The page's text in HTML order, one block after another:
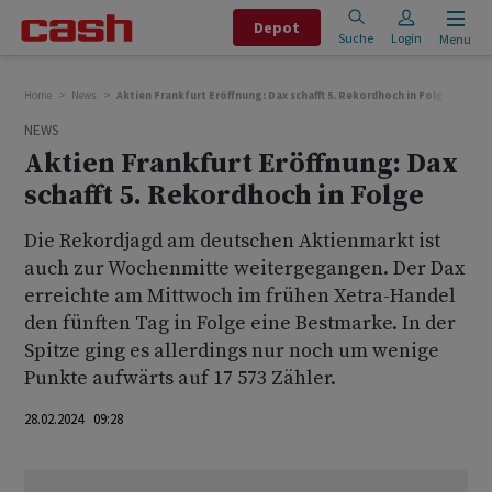
Depot
Suche Login Menu
Home News Aktien Frankfurt Eröffnung: Dax schafft 5. Rekordhoch in Folge
NEWS
Aktien Frankfurt Eröffnung: Dax
schafft 5. Rekordhoch in Folge
Die Rekordjagd am deutschen Aktienmarkt ist
auch zur Wochenmitte weitergegangen. Der Dax
erreichte am Mittwoch im frühen Xetra-Handel
den fünften Tag in Folge eine Bestmarke. In der
Spitze ging es allerdings nur noch um wenige
Punkte aufwärts auf 17 573 Zähler.
28.02.2024 09:28